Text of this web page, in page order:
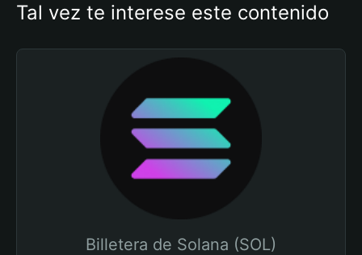
Tal vez te interese este contenido
Billetera de Solana (SOL)